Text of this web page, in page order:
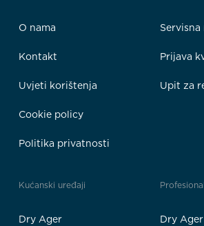
O nama
Kontakt
Uvjeti korištenja
Cookie policy
Politika privatnosti
Servisna
Prijava
Upit za
Kućanski uređaji
Dry Ager Dry Ager